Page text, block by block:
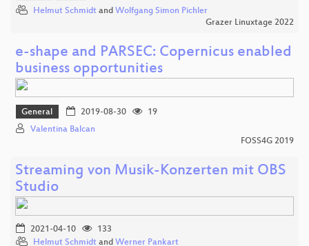
Helmut Schmidt and Wolfgang Simon Pichler
Grazer Linuxtage 2022
e-shape and PARSEC: Copernicus enabled
business opportunities
General 2019-08-30
19
Valentina Balcan
FOSS4G 2019
Streaming von Musik-Konzerten mit OBS
Studio
2021-04-10
133
Helmut Schmidt and Werner Pankart